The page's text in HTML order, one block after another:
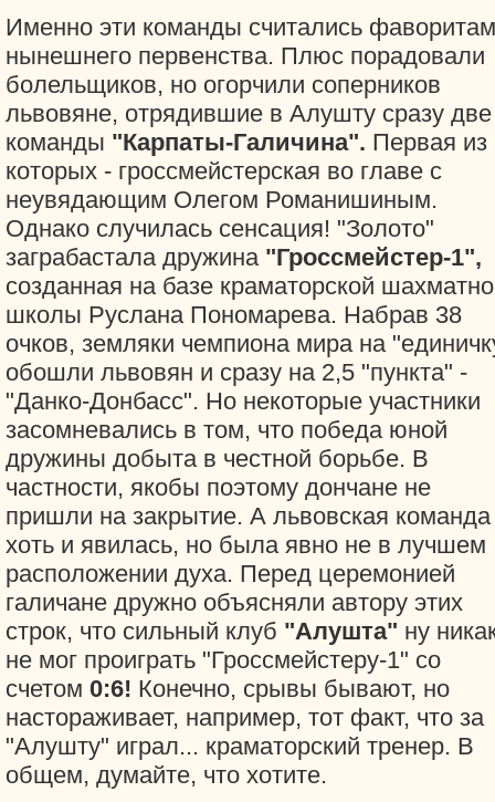
Именно эти команды считались
нынешнего первенства. Плюс порадовали
болельщиков, но огорчили соперников
львовяне, отрядившие в Алушту сразу две
команды "Карпаты-Галичина". Первая из
которых - гроссмейстерская во главе с
неувядающим Олегом Романишиным.
Однако случилась сенсация! "Золото"
заграбастала дружина "Гроссмейстер-1",
созданная на базе краматорской
школы Руслана Пономарева. Набрав 38
очков, земляки чемпиона мира на
обошли львовян и сразу на 2,5 "пункта" -
"Данко-Донбасс". Но некоторые участники
засомневались в том, что победа юной
дружины добыта в честной борьбе. В
частности, якобы поэтому дончане не
пришли на закрытие. А львовская команда
хоть и явилась, но была явно не в лучшем
расположении духа. Перед церемонией
галичане дружно объясняли автору этих
строк, что сильный клуб "Алушта" ну
не мог проиграть "Гроссмейстеру-1" со
счетом 0:6! Конечно, срывы бывают, но
настораживает, например, тот факт, что за
"Алушту" играл... краматорский тренер. В
общем, думайте, что хотите.